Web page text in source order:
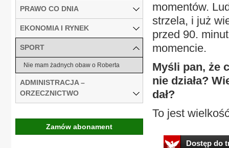
momentów.
strzela, i już
przed 90.
momencie.
Myśli pan, że
nie działa?
dał?
To jest
Dostęp do
PRAWO CO DNIA
EKONOMIA I RYNEK
SPORT
Nie mam żadnych obaw o Roberta
ADMINISTRACJA –
ORZECZNICTWO
Zamów abonament